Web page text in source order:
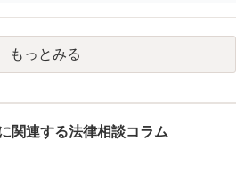
が困難ということであれば破産や個人再
ます。 もっとも、無視をし続けたとして
ありませんので、その点はご安心くださ
かは、相談者様の現在の生活状況等によ
もっとみる
関連する法律相談コラム